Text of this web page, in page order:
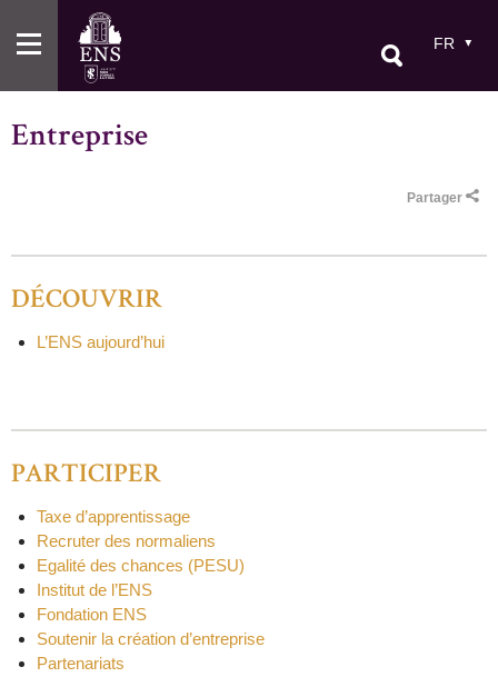
au
contenu
FR
Entreprise
Partager
DÉCOUVRIR
L’ENS aujourd’hui
PARTICIPER
Taxe d’apprentissage
Recruter des normaliens
Egalité des chances (PESU)
Institut de l’ENS
Fondation ENS
Soutenir la création d’entreprise
Partenariats